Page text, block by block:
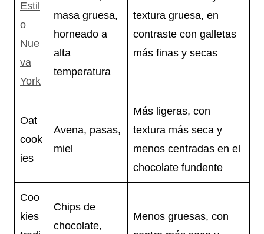
Estil
o
Nue
va
York
masa gruesa,
horneado a
alta
temperatura
textura gruesa, en
contraste con galletas
más finas y secas
Oat
cook
ies
Avena, pasas,
miel
Más ligeras, con
textura más seca y
menos centradas en el
chocolate fundente
Coo
kies
Chips de
chocolate,
Menos gruesas, con